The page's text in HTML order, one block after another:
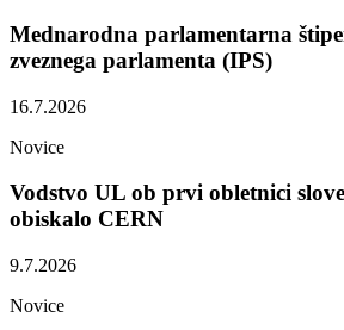
Mednarodna parlamentarna
zveznega parlamenta (IPS)
16.7.2026
Novice
Vodstvo UL ob prvi obletnici
obiskalo CERN
9.7.2026
Novice